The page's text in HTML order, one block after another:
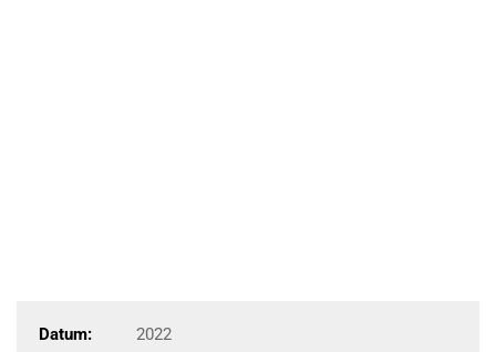
Datum:
2022